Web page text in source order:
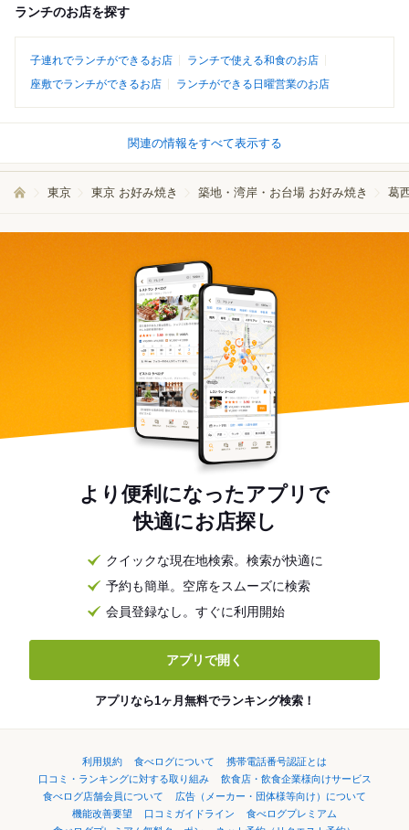
ランチのお店を探す
子連れでランチができるお店
ランチで使える和食のお店
座敷でランチができるお店
ランチができる日曜営業のお店
関連の情報をすべて表示する
東京 東京 お好み焼き 築地・湾岸・お台場 お好み焼き 葛
より便利になったアプリで
快適にお店探し
クイックな現在地検索。検索が快適に
予約も簡単。空席をスムーズに検索
会員登録なし。すぐに利用開始
アプリで開く
アプリなら1ヶ月無料でランキング検索！
利用規約 食べログについて
携帯電話番号認証とは
口コミ・ランキングに対する取り組み
飲食店・飲食企業様向けサービス
食べログ店舗会員について
広告（メーカー・団体様等向け）について
機能改善要望
口コミガイドライン
食べログプレミアム